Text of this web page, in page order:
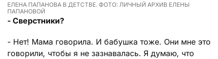
ЕЛЕНА ПАПАНОВА В ДЕТСТВЕ. ФОТО: ЛИЧНЫЙ АРХИВ ЕЛЕНЫ
ПАПАНОВОЙ
- Сверстники?
- Нет! Мама говорила. И бабушка тоже. Они мне это
говорили, чтобы я не зазнавалась. Я думаю, что